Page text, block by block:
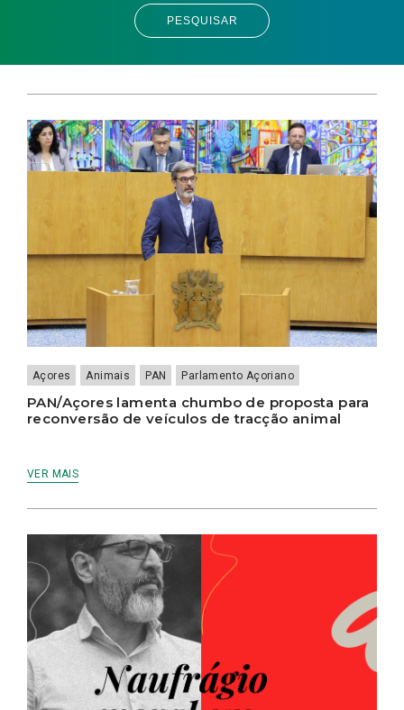
PESQUISAR
Açores Animais PAN Parlamento Açoriano
PAN/Açores lamenta chumbo de proposta para
reconversão de veículos de tracção animal
VER MAIS